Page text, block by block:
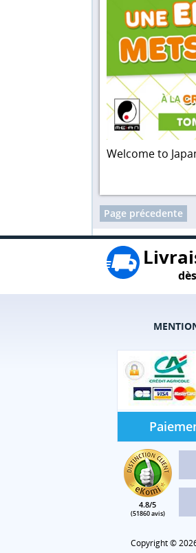
Welcome to
Page précedente
4.8/5
(51860 avis)
Copyright ©